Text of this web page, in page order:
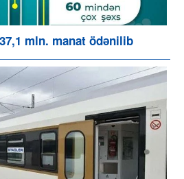
mln. manat ödənilib